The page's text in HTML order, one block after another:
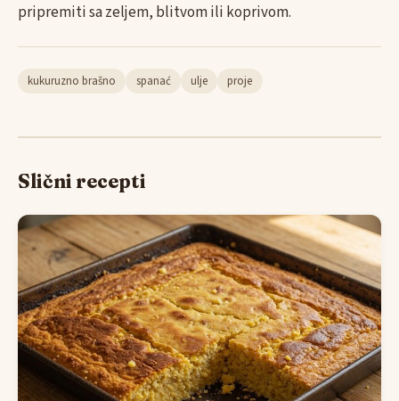
pripremiti sa zeljem, blitvom ili koprivom.
kukuruzno brašno spanać ulje proje
Slični recepti